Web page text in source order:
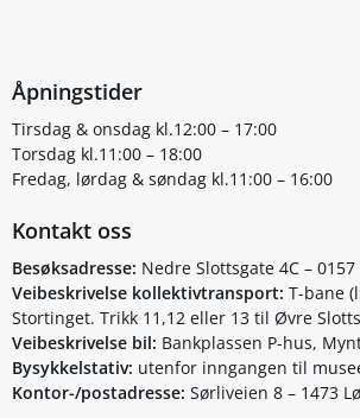
Åpningstider
Tirsdag & onsdag kl.12:00 – 17:00
Torsdag kl.11:00 – 18:00
Fredag, lørdag & søndag kl.11:00 – 16:00
Kontakt oss
Besøksadresse: Nedre Slottsgate 4C – 0157
Veibeskrivelse kollektivtransport: T-bane
Stortinget. Trikk 11,12 eller 13 til Øvre
Veibeskrivelse bil: Bankplassen P-hus,
Bysykkelstativ: utenfor inngangen til
Kontor-/postadresse: Sørliveien 8 – 1473